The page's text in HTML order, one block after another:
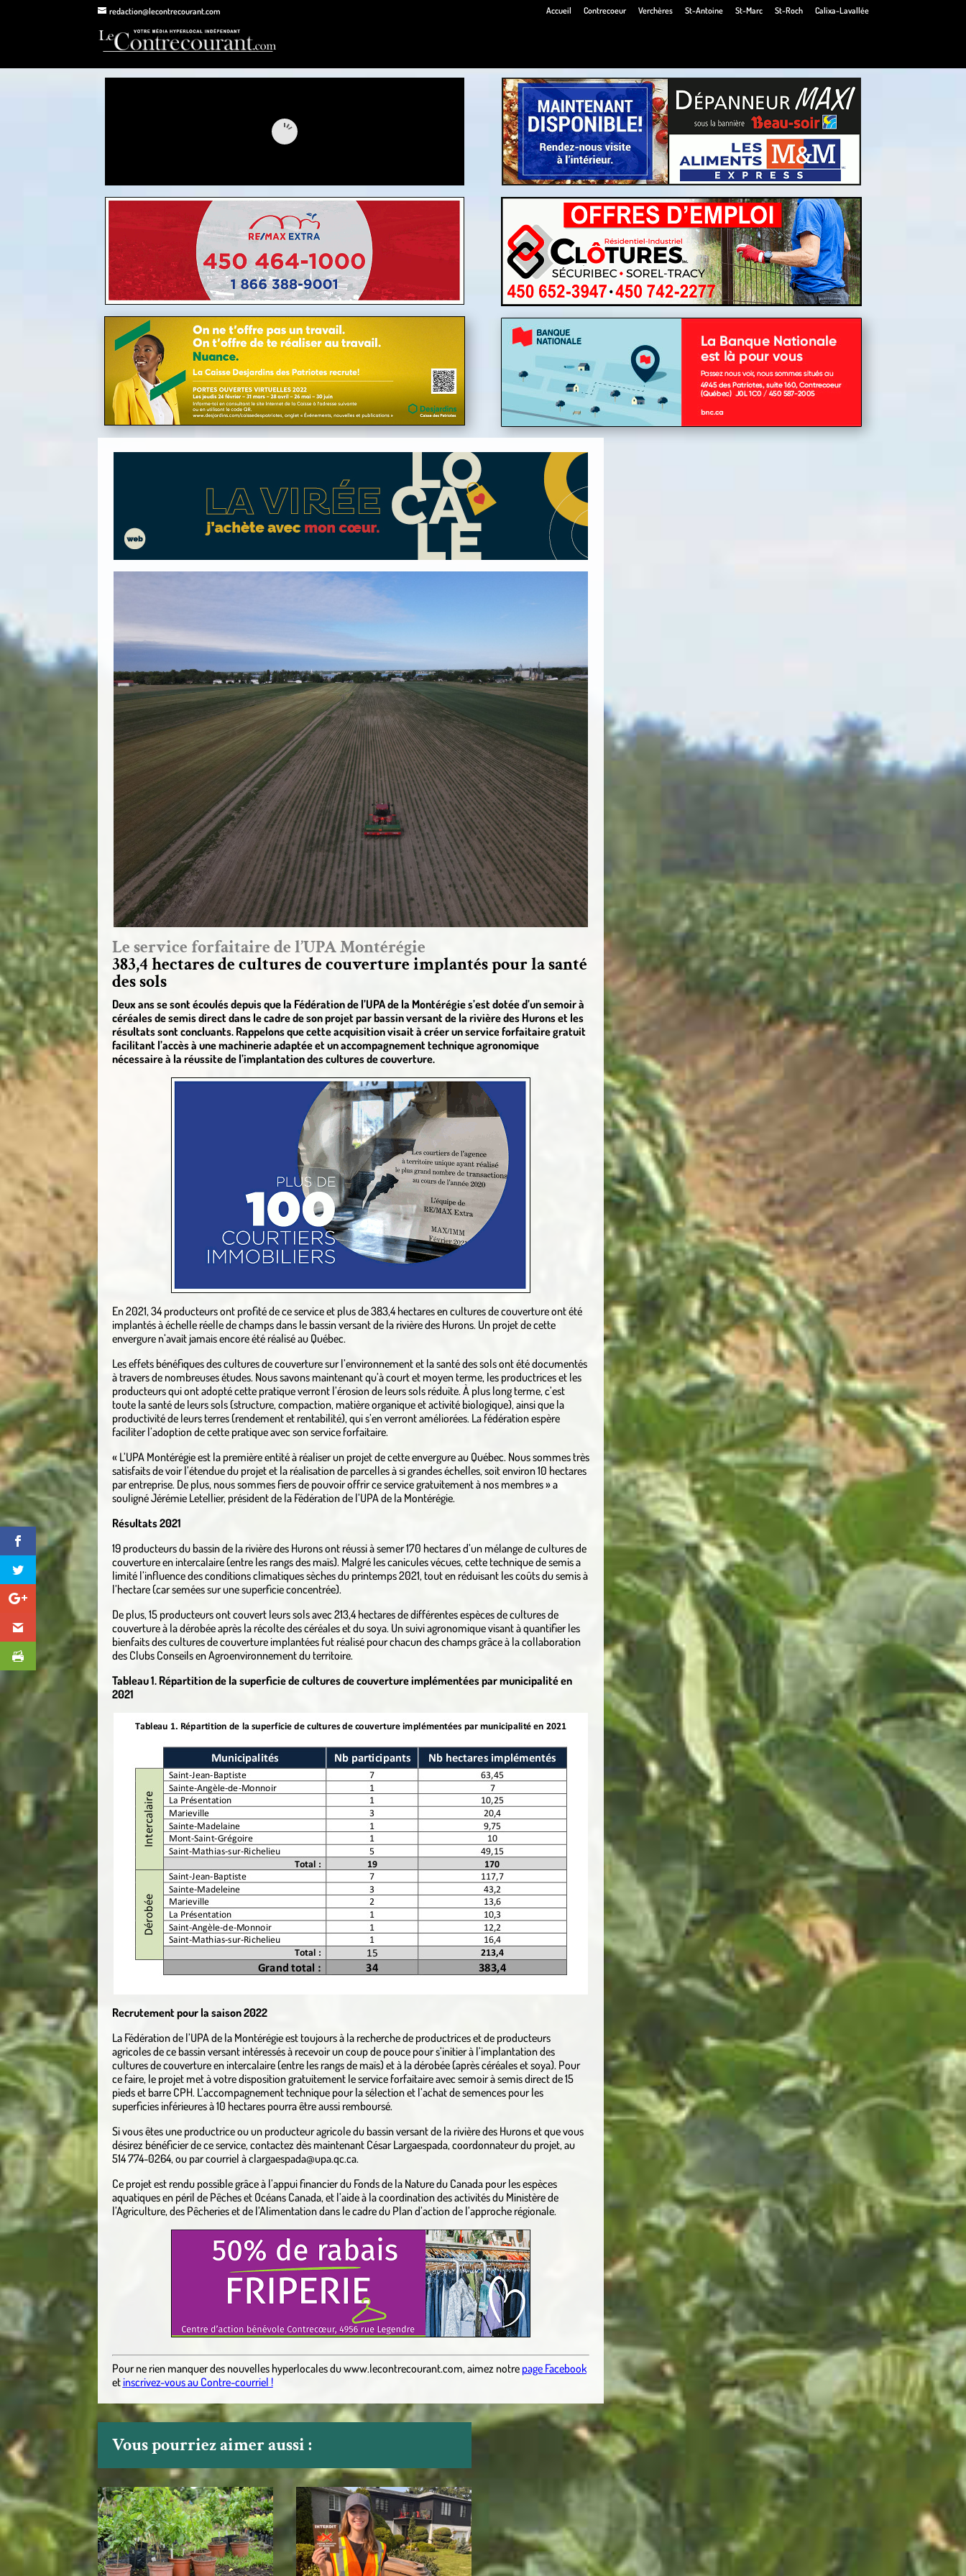
redaction@lecontrecourant.com Accueil Contrecoeur Verchères St-Antoine St-Marc St-Roch Calixa-Lavallée
Le service forfaitaire de l’UPA Montérégie
383,4 hectares de cultures de couverture implantés pour la santé
des sols
Deux ans se sont écoulés depuis que la Fédération de l’UPA de la Montérégie s’est dotée d’un semoir à
céréales de semis direct dans le cadre de son projet par bassin versant de la rivière des Hurons et les
résultats sont concluants. Rappelons que cette acquisition visait à créer un service forfaitaire gratuit
facilitant l’accès à une machinerie adaptée et un accompagnement technique agronomique
nécessaire à la réussite de l’implantation des cultures de couverture.
En 2021, 34 producteurs ont profité de ce service et plus de 383,4 hectares en cultures de couverture ont été
implantés à échelle réelle de champs dans le bassin versant de la rivière des Hurons. Un projet de cette
envergure n’avait jamais encore été réalisé au Québec.
Les effets bénéfiques des cultures de couverture sur l’environnement et la santé des sols ont été documentés
à travers de nombreuses études. Nous savons maintenant qu’à court et moyen terme, les productrices et les
producteurs qui ont adopté cette pratique verront l’érosion de leurs sols réduite. À plus long terme, c’est
toute la santé de leurs sols (structure, compaction, matière organique et activité biologique), ainsi que la
productivité de leurs terres (rendement et rentabilité), qui s’en verront améliorées. La fédération espère
faciliter l’adoption de cette pratique avec son service forfaitaire.
« L’UPA Montérégie est la première entité à réaliser un projet de cette envergure au Québec. Nous sommes très
satisfaits de voir l’étendue du projet et la réalisation de parcelles à si grandes échelles, soit environ 10 hectares
par entreprise. De plus, nous sommes fiers de pouvoir offrir ce service gratuitement à nos membres » a
souligné Jérémie Letellier, président de la Fédération de l’UPA de la Montérégie.
Résultats 2021
19 producteurs du bassin de la rivière des Hurons ont réussi à semer 170 hectares d’un mélange de cultures de
couverture en intercalaire (entre les rangs des maïs). Malgré les canicules vécues, cette technique de semis a
limité l’influence des conditions climatiques sèches du printemps 2021, tout en réduisant les coûts du semis à
l’hectare (car semées sur une superficie concentrée).
De plus, 15 producteurs ont couvert leurs sols avec 213,4 hectares de différentes espèces de cultures de
couverture à la dérobée après la récolte des céréales et du soya. Un suivi agronomique visant à quantifier les
bienfaits des cultures de couverture implantées fut réalisé pour chacun des champs grâce à la collaboration
des Clubs Conseils en Agroenvironnement du territoire.
Tableau 1. Répartition de la superficie de cultures de couverture implémentées par municipalité en
2021
Recrutement pour la saison 2022
La Fédération de l’UPA de la Montérégie est toujours à la recherche de productrices et de producteurs
agricoles de ce bassin versant intéressés à recevoir un coup de pouce pour s’initier à l’implantation des
cultures de couverture en intercalaire (entre les rangs de maïs) et à la dérobée (après céréales et soya). Pour
ce faire, le projet met à votre disposition gratuitement le service forfaitaire avec semoir à semis direct de 15
pieds et barre CPH. L’accompagnement technique pour la sélection et l’achat de semences pour les
superficies inférieures à 10 hectares pourra être aussi remboursé.
Si vous êtes une productrice ou un producteur agricole du bassin versant de la rivière des Hurons et que vous
désirez bénéficier de ce service, contactez dès maintenant César Largaespada, coordonnateur du projet, au
514 774-0264, ou par courriel à clargaespada@upa.qc.ca.
Ce projet est rendu possible grâce à l’appui financier du Fonds de la Nature du Canada pour les espèces
aquatiques en péril de Pêches et Océans Canada, et l’aide à la coordination des activités du Ministère de
l’Agriculture, des Pêcheries et de l’Alimentation dans le cadre du Plan d’action de l’approche régionale.
Pour ne rien manquer des nouvelles hyperlocalesduwww.lecontrecourant.com,aimez notre page Facebook
etinscrivez-vous au Contre-courriel !
Vous pourriez aimer aussi :